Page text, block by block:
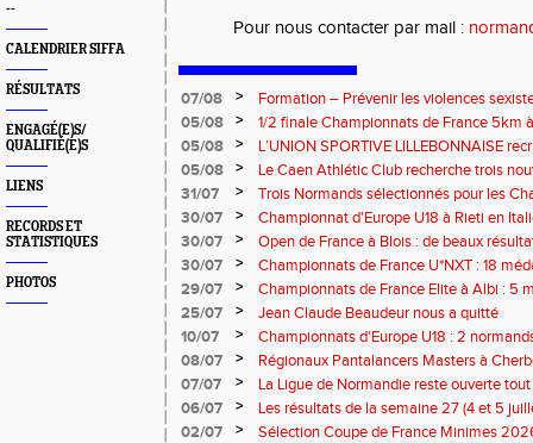
--
CALENDRIER SIFFA
RÉSULTATS
ENGAGÉ(E)S/
QUALIFIÉ(E)S
LIENS
RECORDS ET
STATISTIQUES
PHOTOS
Pour nous contacter par mail :
07/08 >
Formation – Prévenir les violences
: le 26 septembre 2026
05/08 >
1/2 finale Championnats de France 5km
13 septembre 2026 : les informations
05/08 >
L’UNION SPORTIVE LILLEBONNAISE
rentrée 2026
05/08 >
Le Caen Athlétic Club recherche trois
civique à compter de septembre 2026
31/07 >
Trois Normands sélectionnés pour les
Eugene !
30/07 >
Championnat d'Europe U18 à Rieti en
normands
30/07 >
Open de France à Blois : de beaux
30/07
>
Championnats de France U*NXT : 18
29/07
>
Championnats de France Elite à Albi : 5
titres !
25/07 >
Jean Claude Beaudeur nous a quitté
10/07
>
Championnats d'Europe U18 : 2
08/07
>
Régionaux Pantalancers Masters à
07/07
>
La Ligue de Normandie reste ouverte tout
06/07
>
Les résultats de la semaine 27 (4 et 5
02/07
>
Sélection Coupe de France Minimes